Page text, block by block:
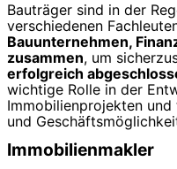
Bauträger sind in der
verschiedenen
Bauunternehmen,
zusammen, um
erfolgreich
wichtige Rolle in der
Immobilienprojekten
und
Immobilienmakler